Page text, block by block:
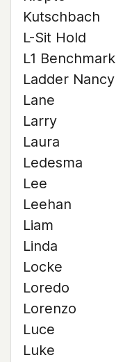
Kutschbach
L-Sit Hold
L1 Benchmark
Ladder Nancy
Lane
Larry
Laura
Ledesma
Lee
Leehan
Liam
Linda
Locke
Loredo
Lorenzo
Luce
Luke